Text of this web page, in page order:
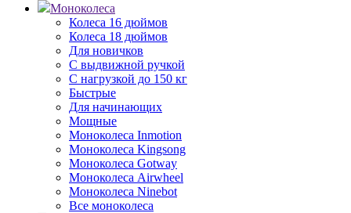
Моноколеса
Колеса 16 дюймов
Колеса 18 дюймов
Для новичков
С выдвижной ручкой
С нагрузкой до 150 кг
Быстрые
Для начинающих
Мощные
Моноколеса Inmotion
Моноколеса Kingsong
Моноколеса Gotway
Моноколеса Airwheel
Моноколеса Ninebot
Все моноколеса